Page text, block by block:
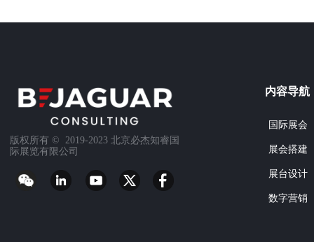
版权所有 ©  2019-2023 北京必杰知睿国
际展览有限公司
内容导航
国际展会
展会搭建
展台设计
数字营销